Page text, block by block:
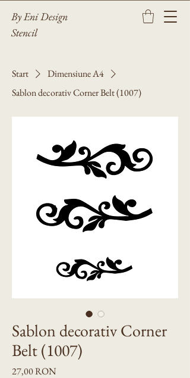
By Eni Design
Stencil
Start
Dimensiune A4
Sablon decorativ Corner Belt (1007)
Sablon decorativ Corner
Belt (1007)
27,00 RONPreț